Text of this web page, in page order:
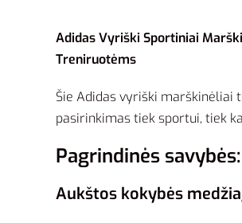
Adidas Vyriški Sportiniai
Treniruotėms
Šie Adidas vyriški marškinėliai
pasirinkimas tiek sportui, tiek
Pagrindinės savybės:
Aukštos kokybės